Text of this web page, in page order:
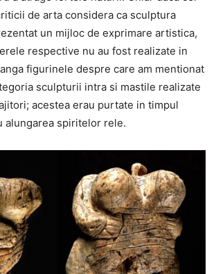
de arta considera ca sculptura
un mijloc de exprimare artistica,
respective nu au fost realizate in
figurinele despre care am mentionat
sculpturii intra si mastile realizate
acestea erau purtate in timpul
alungarea spiritelor rele.